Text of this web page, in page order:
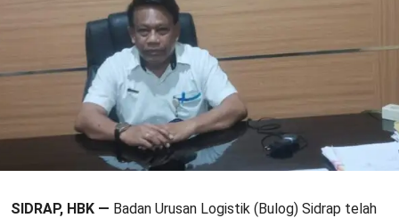
SIDRAP, HBK — Badan Urusan Logistik (Bulog) Sidrap telah